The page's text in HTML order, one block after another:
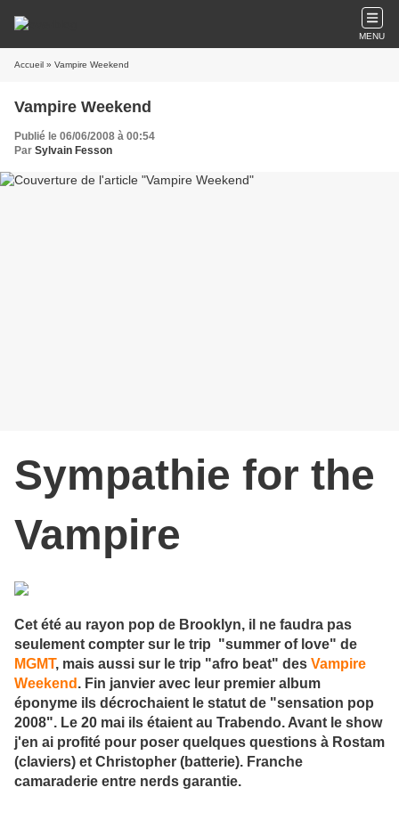
MENU
Accueil » Vampire Weekend
Vampire Weekend
Publié le 06/06/2008 à 00:54
Par Sylvain Fesson
Sympathie for the
Vampire
Cet été au rayon pop de Brooklyn, il ne faudra pas
seulement compter sur le trip "summer of love" de
MGMT, mais aussi sur le trip "afro beat" des Vampire
Weekend . Fin janvier avec leur premier album
éponyme ils décrochaient le statut de "sensation pop
2008". Le 20 mai ils étaient au Trabendo. Avant le show
j'en ai profité pour poser quelques questions à Rostam
(claviers) et Christopher (batterie). Franche
camaraderie entre nerds garantie.